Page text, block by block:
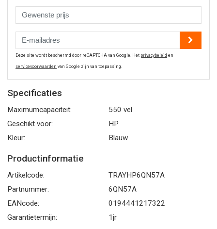
Deze site wordt beschermd door reCAPTCHA van Google. Het privacybeleid en
servicevoorwaarden van Google zijn van toepassing.
Specificaties
Maximumcapaciteit:
550 vel
Geschikt voor:
HP
Kleur:
Blauw
Productinformatie
Artikelcode:
TRAYHP6QN57A
Partnummer:
6QN57A
EANcode:
0194441217322
Garantietermijn:
1jr